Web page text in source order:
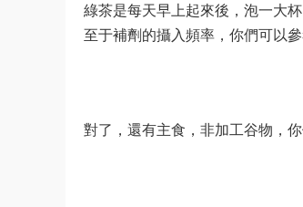
綠茶是每天早上起來後，泡一大
至于補劑的攝入頻率，你們可以參
對了，還有主食，非加工谷物，